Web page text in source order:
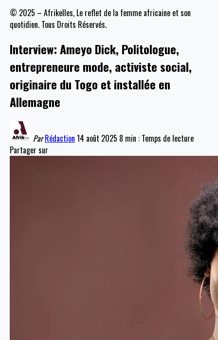
© 2025 – Afrikelles, Le reflet de la femme africaine et son
quotidien. Tous Droits Réservés.
Interview: Ameyo Dick, Politologue,
entrepreneure mode, activiste social,
originaire du Togo et installée en
Allemagne
Par Rédaction 14 août 2025 8 min : Temps de lecture
Partager sur